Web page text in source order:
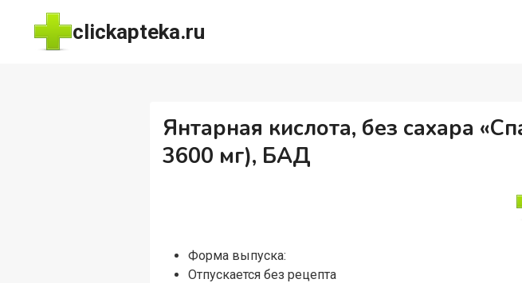
Перейти
содержимому
clickapteka.ru
Янтарная кислота, без сахара
3600 мг), БАД
Форма выпуска:
Отпускается без рецепта